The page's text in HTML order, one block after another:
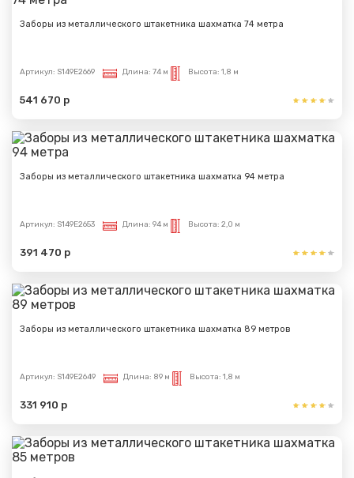
Заборы из металлического штакетника шахматка 74 метра
Артикул: S149E2669 Длина: 74 м Высота: 1,8 м
541 670 р
Заборы из металлического штакетника шахматка 94 метра
Артикул: S149E2653 Длина: 94 м Высота: 2,0 м
391 470 р
Заборы из металлического штакетника шахматка 89 метров
Артикул: S149E2649 Длина: 89 м Высота: 1,8 м
331 910 р